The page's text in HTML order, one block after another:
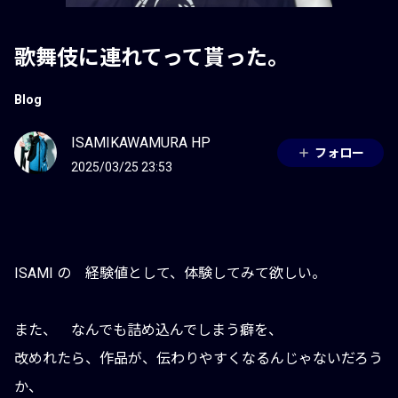
歌舞伎に連れてって貰った。
Blog
ISAMIKAWAMURA HP
2025/03/25 23:53
フォロー
ISAMI の 経験値として、体験してみて欲しい。
また、 なんでも詰め込んでしまう癖を、
改めれたら、作品が、伝わりやすくなるんじゃないだろう
か、